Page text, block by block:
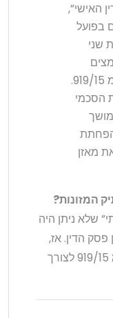
האישי”,
בפועל
שני
הסכמי
מאזן
המזונות?
שלא ניתן היה
הדין. אז,
ורק אז, ניתן להידרש לעקרונות בע”מ 919/15 לצורך